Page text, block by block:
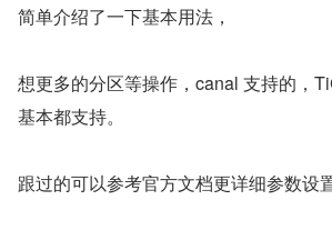
简单介绍了一下基本用法，
想更多的分区等操作，canal 支持的，
基本都支持。
跟过的可以参考官方文档更详细参数设